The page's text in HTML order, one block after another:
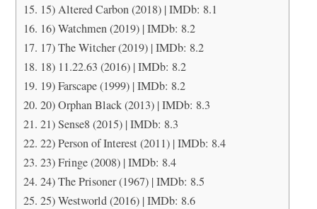
15) Altered Carbon (2018) | IMDb: 8.1
16) Watchmen (2019) | IMDb: 8.2
17) The Witcher (2019) | IMDb: 8.2
18) 11.22.63 (2016) | IMDb: 8.2
19) Farscape (1999) | IMDb: 8.2
20) Orphan Black (2013) | IMDb: 8.3
21) Sense8 (2015) | IMDb: 8.3
22) Person of Interest (2011) | IMDb: 8.4
23) Fringe (2008) | IMDb: 8.4
24) The Prisoner (1967) | IMDb: 8.5
25) Westworld (2016) | IMDb: 8.6